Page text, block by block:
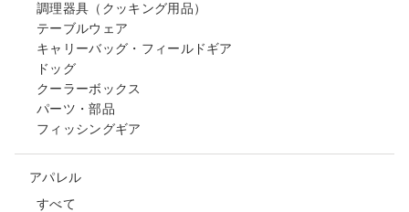
調理器具（クッキング用品）
テーブルウェア
キャリーバッグ・フィールドギア
ドッグ
クーラーボックス
パーツ・部品
フィッシングギア
アパレル
すべて